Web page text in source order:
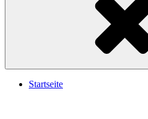
Startseite